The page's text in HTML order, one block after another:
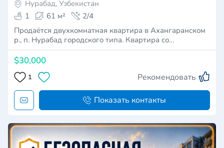
Нурабад, Узбекистан
1
61 м²
2/4
Продаётся двухкомнатная квартира в Ахангаранском
р., п. Нурабад городского типа. Квартира со…
$30,000
1 Рекомендовать
Показать контакты